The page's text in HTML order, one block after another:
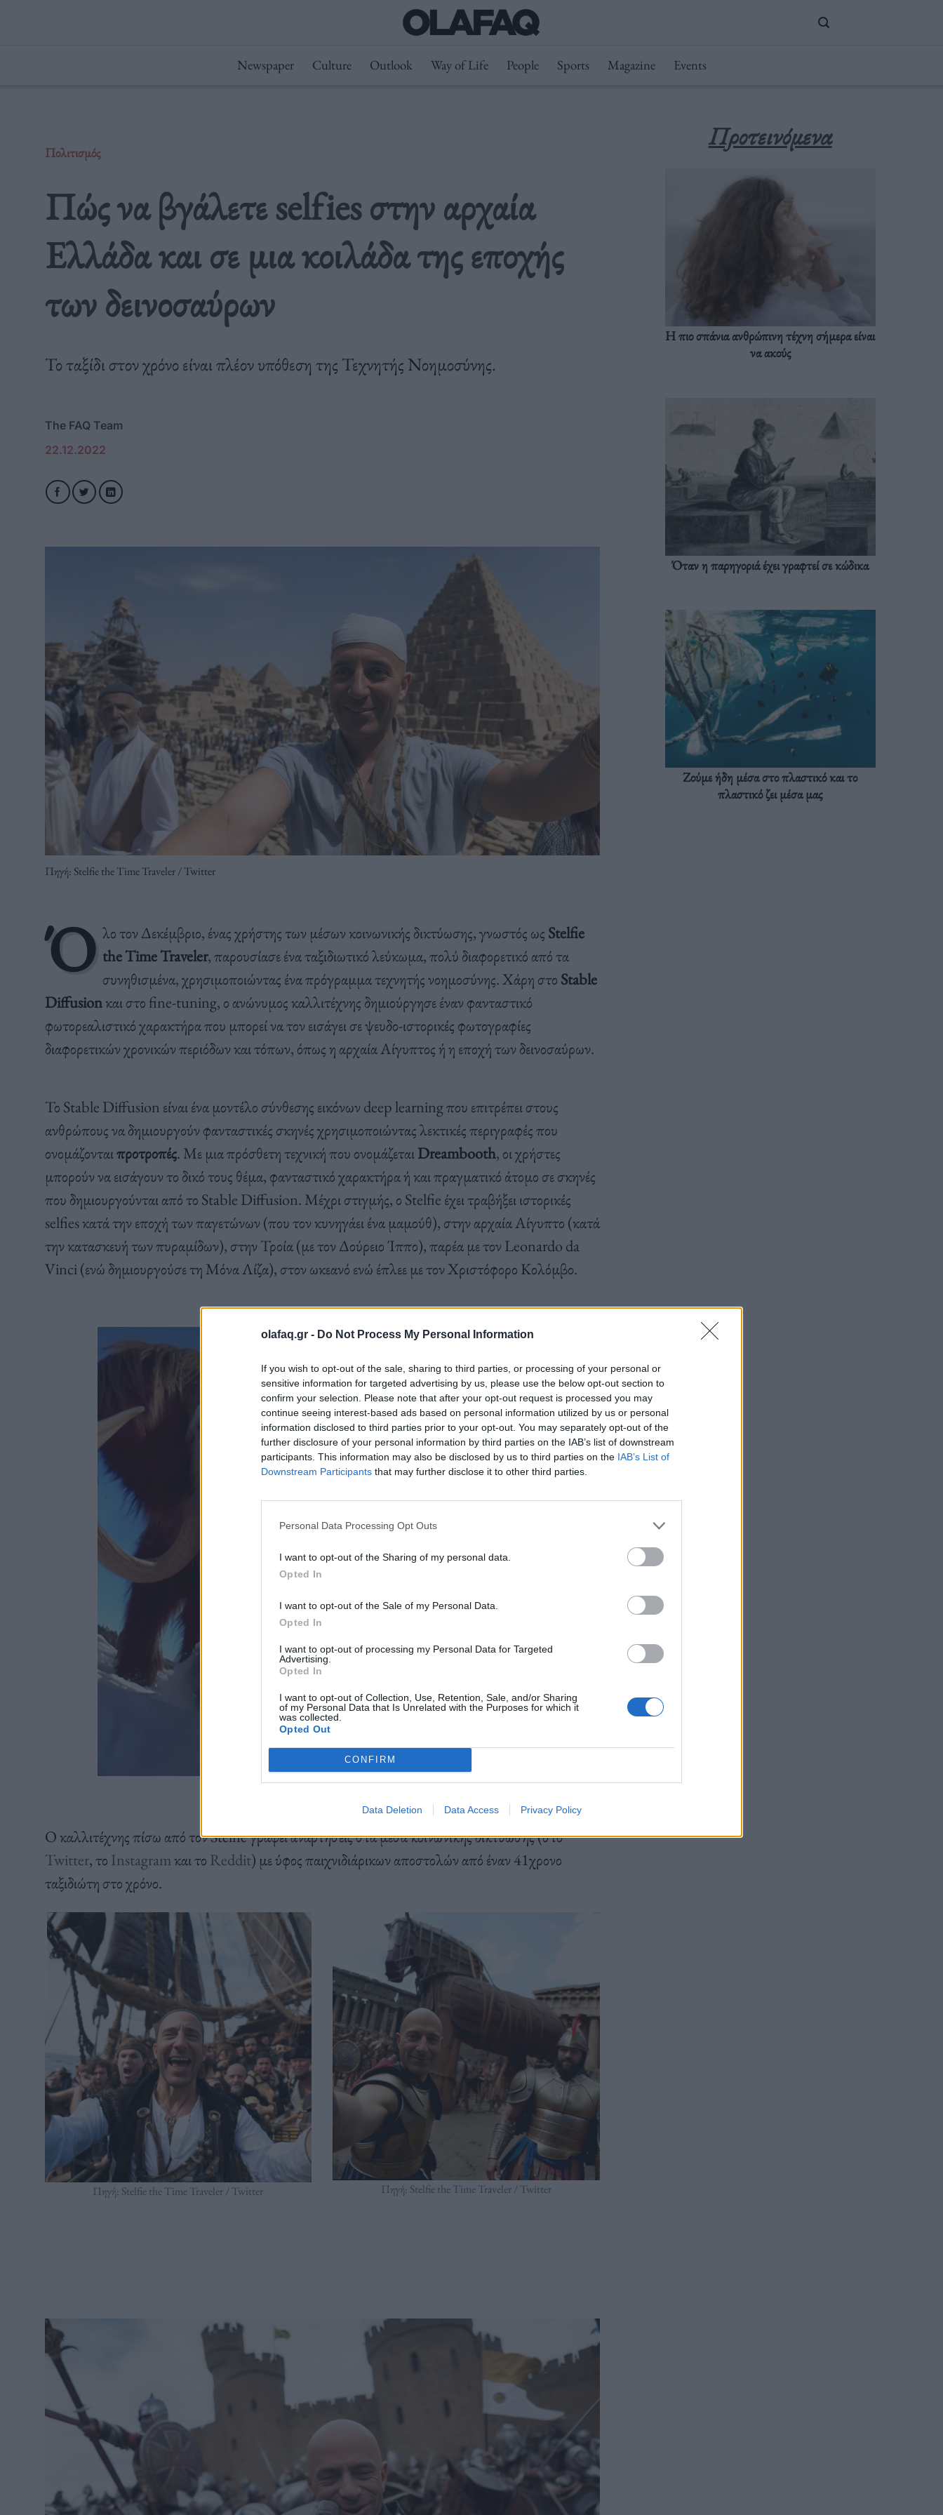
olafaq.gr - Do Not Process My Personal Information
If you wish to opt-out of the sale, sharing to third parties, or processing of your personal or
sensitive information for targeted advertising by us, please use the below opt-out section to
confirm your selection. Please note that after your opt-out request is processed you may
continue seeing interest-based ads based on personal information utilized by us or personal
information disclosed to third parties prior to your opt-out. You may separately opt-out of the
further disclosure of your personal information by third parties on the IAB’s list of downstream
participants. This information may also be disclosed by us to third parties on the IAB’s List of
Downstream Participants that may further disclose it to other third parties.
Personal Data Processing Opt Outs
I want to opt-out of the Sharing of my personal data.
Opted In
I want to opt-out of the Sale of my Personal Data.
Opted In
I want to opt-out of processing my Personal Data for Targeted
Advertising.
Opted In
I want to opt-out of Collection, Use, Retention, Sale, and/or Sharing
of my Personal Data that Is Unrelated with the Purposes for which it
was collected.
Opted Out
CONFIRM
Data Deletion Data Access Privacy Policy
Newspaper Culture Outlook Way of Life People Sports Magazine Events
Πολιτισμός
Πώς να βγάλετε selfies στην αρχαία
Ελλάδα και σε μια κοιλάδα της εποχής
των δεινοσαύρων
Το ταξίδι στον χρόνο είναι πλέον υπόθεση της Τεχνητής Νοημοσύνης.
The FAQ Team
22.12.2022
Πηγή: Stelfie the Time Traveler / Twitter
Ό λο τον Δεκέμβριο, ένας χρήστης των μέσων κοινωνικής δικτύωσης, γνωστός ως Stelfie
the Time Traveler, παρουσίασε ένα ταξιδιωτικό λεύκωμα, πολύ διαφορετικό από τα
συνηθισμένα, χρησιμοποιώντας ένα πρόγραμμα τεχνητής νοημοσύνης. Χάρη στο Stable
Diffusionκαι στο fine-tuning, ο ανώνυμος καλλιτέχνης δημιούργησε έναν φανταστικό
φωτορεαλιστικό χαρακτήρα που μπορεί να τον εισάγει σε ψευδο-ιστορικές φωτογραφίες
διαφορετικών χρονικών περιόδων και τόπων, όπως η αρχαία Αίγυπτος ή η εποχή των δεινοσαύρων.
Το Stable Diffusion είναι ένα μοντέλο σύνθεσης εικόνων deep learning που επιτρέπει στους
ανθρώπους να δημιουργούν φανταστικές σκηνές χρησιμοποιώντας λεκτικές περιγραφές που
ονομάζονταιπροτροπές. Με μια πρόσθετη τεχνική που ονομάζεταιDreambooth, οι χρήστες
μπορούν να εισάγουν το δικό τους θέμα, φανταστικό χαρακτήρα ή και πραγματικό άτομο σε σκηνές
που δημιουργούνται από το Stable Diffusion. Μέχρι στιγμής, ο Stelfie έχει τραβήξει ιστορικές
selfies κατά την εποχή των παγετώνων (που τον κυνηγάει ένα μαμούθ), στην αρχαία Αίγυπτο (κατά
την κατασκευή των πυραμίδων), στην Τροία (με τον Δούρειο Ίππο), παρέα με τον Leonardo da
Vinci (ενώ δημιουργούσε τη Μόνα Λίζα), στον ωκεανό ενώ έπλεε με τον Χριστόφορο Κολόμβο.
Ο καλλιτέχνης πίσω από τον Stelfie γράφει αναρτήσεις στα μέσα κοινωνικής δικτύωσης (στο
Twitter, το Instagramκαι το Reddit) με ύφος παιχνιδιάρικων αποστολών από έναν 41χρονο
ταξιδιώτη στο χρόνο.
Πηγή: Stelfie the Time Traveler / Twitter Πηγή: Stelfie the Time Traveler / Twitter
Προτεινόμενα
Η πιο σπάνια ανθρώπινη τέχνη σήμερα είναι
να ακούς
Όταν η παρηγοριά έχει γραφτεί σε κώδικα
Ζούμε ήδη μέσα στο πλαστικό και το
πλαστικό ζει μέσα μας